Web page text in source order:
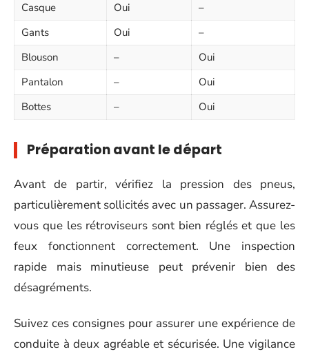
Casque
Oui
–
Gants
Oui
–
Blouson
–
Oui
Pantalon
–
Oui
Bottes
– Oui
Préparation avant le départ
Avant de partir, vérifiez la pression des pneus,
particulièrement sollicités avec un passager. Assurez-
vous que les rétroviseurs sont bien réglés et que les
feux fonctionnent correctement. Une inspection
rapide mais minutieuse peut prévenir bien des
désagréments.
Suivez ces consignes pour assurer une expérience de
conduite à deux agréable et sécurisée. Une vigilance